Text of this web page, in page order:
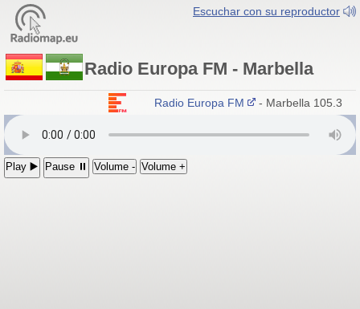
Escuchar con su reproductor
Radio Europa FM - Marbella
Radio Europa FM - Marbella 105.3
Play ▶️ Pause ⏸ Volume - Volume +